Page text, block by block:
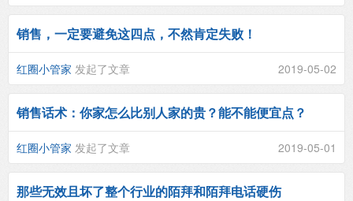
销售，一定要避免这四点，不然肯定失败！
红圈小管家 发起了文章 2019-05-02
销售话术：你家怎么比别人家的贵？能不能便宜点？
红圈小管家 发起了文章 2019-05-01
那些无效且坏了整个行业的陌拜和陌拜电话硬伤